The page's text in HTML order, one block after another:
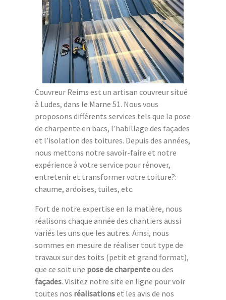
Couvreur Reims est un artisan couvreur situé
à Ludes, dans le Marne 51. Nous vous
proposons différents services tels que la pose
de charpente en bacs, l’habillage des façades
et l’isolation des toitures. Depuis des années,
nous mettons notre savoir-faire et notre
expérience à votre service pour rénover,
entretenir et transformer votre toiture?:
chaume, ardoises, tuiles, etc.
Fort de notre expertise en la matière, nous
réalisons chaque année des chantiers aussi
variés les uns que les autres. Ainsi, nous
sommes en mesure de réaliser tout type de
travaux sur des toits (petit et grand format),
que ce soit une pose de charpenteou des
façades. Visitez notre site en ligne pour voir
toutes nos réalisationset les avis de nos